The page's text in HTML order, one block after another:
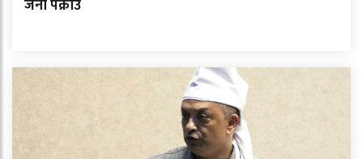
जना पक्राउ